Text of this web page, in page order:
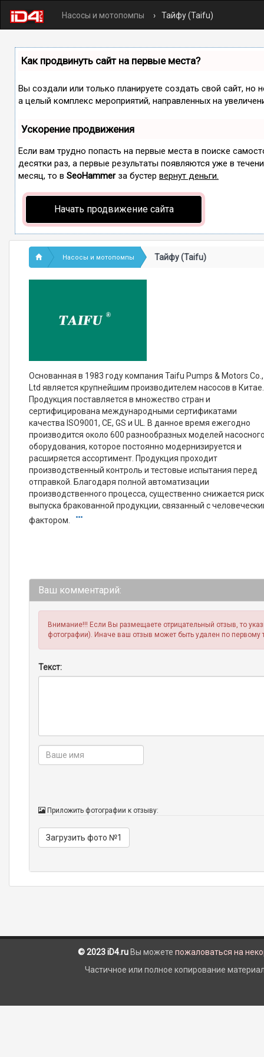
Насосы и мотопомпы Тайфу (Taifu)
Как продвинуть сайт на первые места?
Вы создали или только планируете создать свой сайт, но
а целый комплекс мероприятий, направленных на
Ускорение продвижения
Если вам трудно попасть на первые места в поиске
десятки раз, а первые результаты появляются уже в
месяц, то в SeoHammerза бустер вернут деньги.
Начать продвижение сайта
Насосы и мотопомпы Тайфу (Taifu)
Основанная в 1983 году компания Taifu Pumps & Motors Co.,
Ltd является крупнейшим производителем насосов в Китае.
Продукция поставляется в множество стран и
сертифицирована международными сертификатами
качества ISO9001, CE, GS и UL. В данное время ежегодно
производится около 600 разнообразных моделей
оборудования, которое постоянно модернизируется и
расширяется ассортимент. Продукция проходит
производственный контроль и тестовые испытания перед
отправкой. Благодаря полной автоматизации
производственного процесса, существенно снижается риск
выпуска бракованной продукции, связанный с
фактором.
Ваш комментарий:
Внимание!!! Если Вы размещаете отрицательный отзыв, то
фотографии). Иначе ваш отзыв может быть удален по первому
Текст:
Приложить фотографии к отзыву:
Загрузить фото №1
© 2023 iD4.ruВы можете пожаловаться на
Частичное или полное копирование